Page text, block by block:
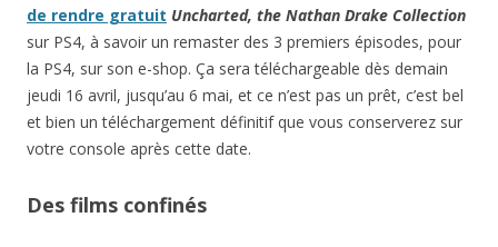
de rendre gratuit Uncharted, the Nathan Drake Collection
sur PS4, à savoir un remaster des 3 premiers épisodes, pour
la PS4, sur son e-shop. Ça sera téléchargeable dès demain
jeudi 16 avril, jusqu’au 6 mai, et ce n’est pas un prêt, c’est bel
et bien un téléchargement définitif que vous conserverez sur
votre console après cette date.
Des films confinés